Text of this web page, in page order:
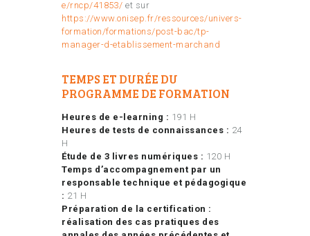
e/rncp/41853/ et sur
https://www.onisep.fr/ressources/univers-
formation/formations/post-bac/tp-
manager-d-etablissement-marchand
TEMPS ET DURÉE DU
PROGRAMME DE FORMATION
Heures de e-learning : 191 H
Heures de tests de connaissances : 24
H
Étude de 3 livres numériques : 120 H
Temps d’accompagnement par un
responsable technique et pédagogique
: 21 H
Préparation de la certification :
réalisation des cas pratiques des